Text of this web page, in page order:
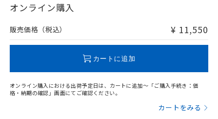
在庫等で未対応品が混在する可能性があります。
問い合わせください。
オンライン購入
販売価格（税込） ¥ 11,550
カートに追加
オンライン購入における出荷予定日は、カートに追加～「ご購入手続き：価
格・納期の確認」画面にてご確認ください。
カートをみる